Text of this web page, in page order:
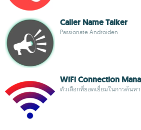
Caller Name Talker
Passionate Androiden
WiFi Connection
ตัวเลือกที่ยอดเยี่ยมในการค้นห